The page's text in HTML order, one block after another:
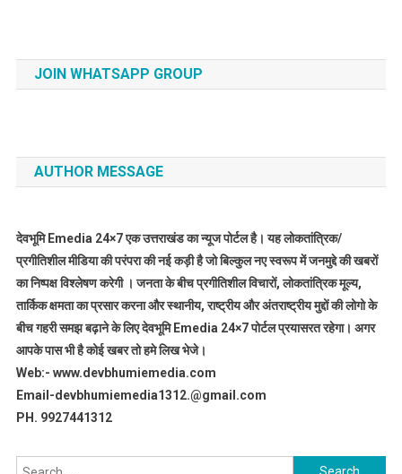
JOIN WHATSAPP GROUP
AUTHOR MESSAGE
देवभूमि Emedia 24×7 एक उत्तराखंड का न्यूज पोर्टल है। यह लोकतांत्रिक/
प्रगीतिशील मीडिया की परंपरा की नई कड़ी है जो बिल्कुल नए स्वरूप में जनमुद्दे की खबरों
का निष्पक्ष विश्लेषण करेगी । जनता के बीच प्रगीतिशील विचारों, लोकतांत्रिक मूल्य,
तार्किक क्षमता का प्रसार करना और स्थानीय, राष्ट्रीय और अंतराष्ट्रीय मुद्दों की लोगो के
बीच गहरी समझ बढ़ाने के लिए देवभूमि Emedia 24×7 पोर्टल प्रयासरत रहेगा। अगर
आपके पास भी है कोई खबर तो हमे लिख भेजे।
Web:- www.devbhumiemedia.com
Email-devbhumiemedia1312.@gmail.com
PH. 9927441312
Search